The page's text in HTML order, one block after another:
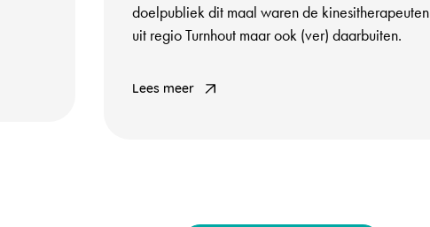
doelpubliek dit maal waren de kinesitherapeuten
uit regio Turnhout maar ook (ver) daarbuiten.
Lees meer